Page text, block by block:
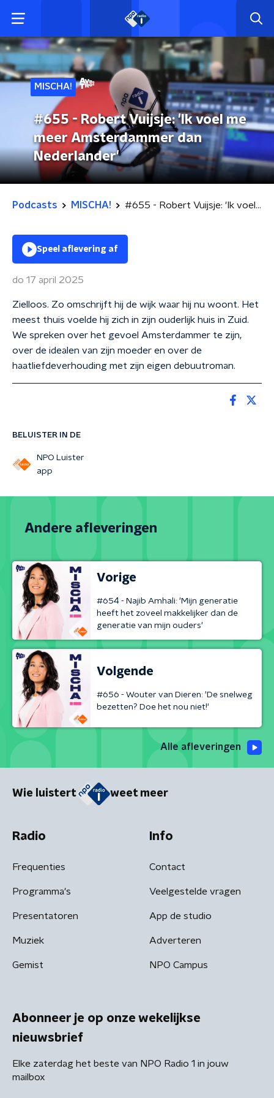
MISCHA!
#655 - Robert Vuijsje: 'Ik voel me
meer Amsterdammer dan
Nederlander'
Podcasts MISCHA! #655 - Robert Vuijsje: 'Ik voel me meer Amsterdammer dan Nederlander'
BELUISTER IN DE
NPO Luister
app
Speel aflevering af
do 17 april 2025
Zielloos. Zo omschrijft hij de wijk waar hij nu woont. Het
meest thuis voelde hij zich in zijn ouderlijk huis in Zuid.
We spreken over het gevoel Amsterdammer te zijn,
over de idealen van zijn moeder en over de
haatliefdeverhouding met zijn eigen debuutroman.
Andere afleveringen
Vorige
#654 - Najib Amhali: 'Mijn generatie
heeft het zoveel makkelijker dan de
generatie van mijn ouders'
Volgende
#656 - Wouter van Dieren: 'De snelweg
bezetten? Doe het nou niet!'
Alle afleveringen
Wie luistert weet meer
Radio
Frequenties
Programma's
Presentatoren
Muziek
Gemist
Info
Contact
Veelgestelde vragen
App de studio
Adverteren
NPO Campus
Abonneer je op onze wekelijkse
nieuwsbrief
Elke zaterdag het beste van NPO Radio 1 in jouw
mailbox